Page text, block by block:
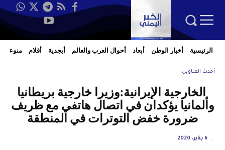
الرئيسية أخبار الوطن أبعاد أحوال العرب والعالم أبجدية أقلام منوعات
أحدث العناوين
الخارجية الإيرانية:وزيرا خارجية بريطانيا
وألمانيا يؤكدان في اتصال هاتفي مع ظريف
ضرورة خفض التوترات في المنطقة
6 يناير، 2020